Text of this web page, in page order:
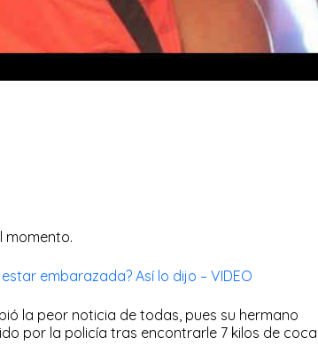
momento.
embarazada? Así lo dijo – VIDEO
la peor noticia de todas, pues su hermano
por la policía tras encontrarle 7 kilos de